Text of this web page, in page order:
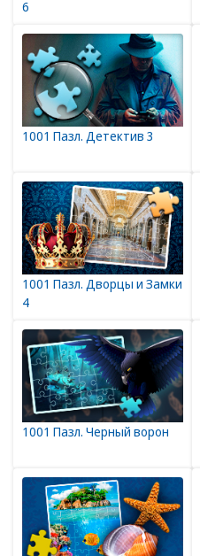
6
1001 Пазл. Детектив 3
1001 Пазл. Дворцы и Замки
4
1001 Пазл. Черный ворон